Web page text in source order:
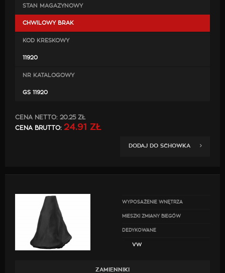
STAN MAGAZYNOWY
CHWILOWY BRAK
KOD KRESKOWY
11920
NR KATALOGOWY
GS 11920
CENA NETTO: 20.25 ZŁ
CENA BRUTTO: 24.91 ZŁ
DODAJ DO SCHOWKA
WYPOSAŻENIE WNĘTRZA
MIESZKI ZMIANY BIEGÓW
DEDYKOWANE
VW
ZAMIENNIKI